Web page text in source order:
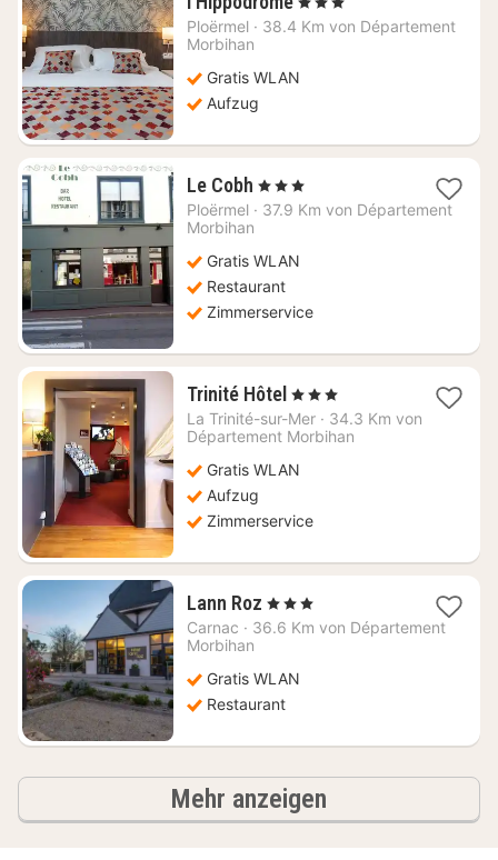
Nacht
€
Ploërmel · 38.4 Km von Département
Morbihan
Gratis WLAN
Aufzug
Le Cobh 1
Nacht
€
, 3 Sterne
Ploërmel · 37.9 Km von Département
Morbihan
Gratis WLAN
Restaurant
Zimmerservice
Trinité Hôtel 1
Nacht
ab
€
, 3 Sterne
La Trinité-sur-Mer · 34.3 Km von
Département Morbihan
Gratis WLAN
Aufzug
Zimmerservice
Lann Roz 1
Nacht
€
, 3 Sterne
Carnac · 36.6 Km von Département
Morbihan
Gratis WLAN
Restaurant
Mehr anzeigen